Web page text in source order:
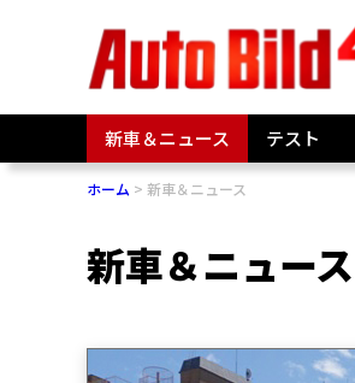
新車＆ニュース テスト
ホーム 新車＆ニュース
新車＆ニュース